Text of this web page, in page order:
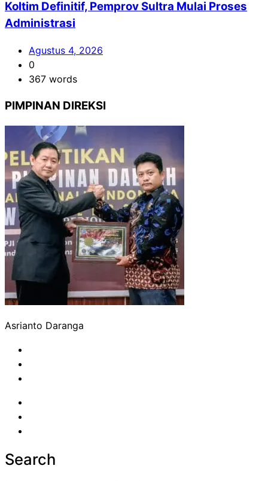
Koltim Definitif, Pemprov Sultra Mulai Proses
Administrasi
Agustus 4, 2026
0
367 words
PIMPINAN DIREKSI
Asrianto Daranga
Search